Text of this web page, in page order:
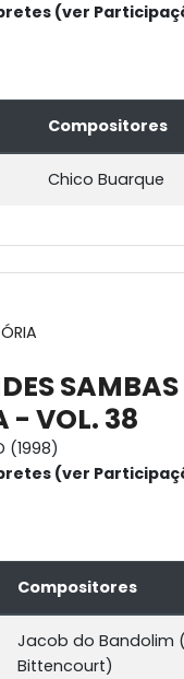
(ver
Compositores
Chico Buarque
- VOL. 38
(1998)
(ver
Compositores
Jacob do Bandolim
Bittencourt)